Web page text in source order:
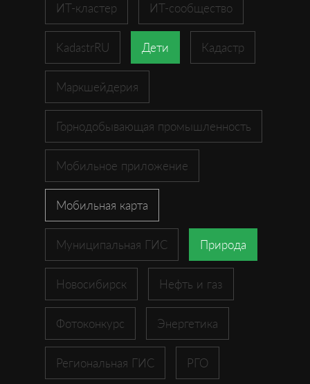
ИТ-кластер ИТ-сообщество
KadastrRU Дети Кадастр
Маркшейдерия
Горнодобывающая промышленность
Мобильное приложение
Мобильная карта
Муниципальная ГИС Природа
Новосибирск Нефть и газ
Фотоконкурс Энергетика
Региональная ГИС РГО